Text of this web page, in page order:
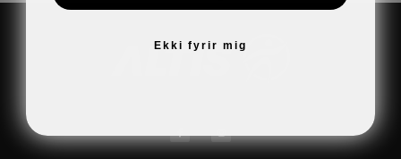
Ekki fyrir mig